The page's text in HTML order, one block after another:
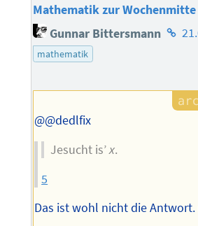
Mathematik zur Wochenmitte
Gunnar Bittersmann
mathematik
@@dedlfix
Jesucht is’x.
5
Das ist wohl nicht die Antwort.